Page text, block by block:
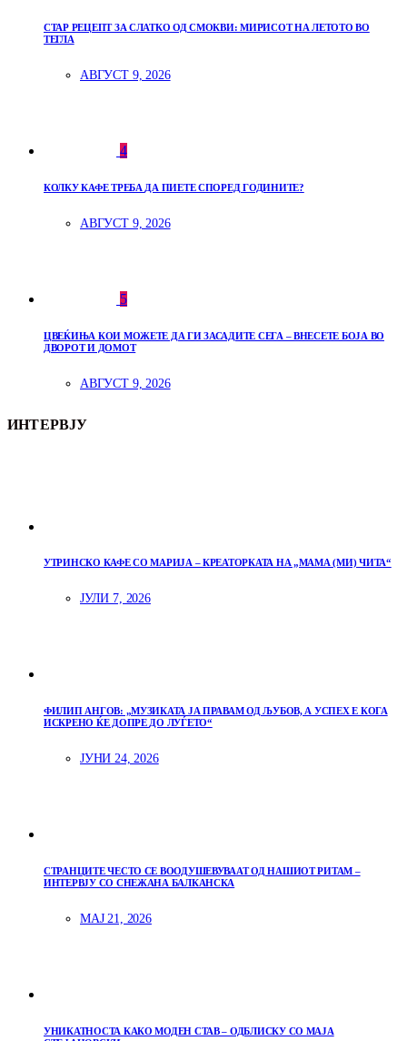
СТАР РЕЦЕПТ ЗА СЛАТКО ОД СМОКВИ: МИРИСОТ НА ЛЕТОТО ВО
ТЕГЛА
АВГУСТ 9, 2026
4
КОЛКУ КАФЕ ТРЕБА ДА ПИЕТЕ СПОРЕД ГОДИНИТЕ?
АВГУСТ 9, 2026
5
ЦВЕЌИЊА КОИ МОЖЕТЕ ДА ГИ ЗАСАДИТЕ СЕГА – ВНЕСЕТЕ БОЈА ВО
ДВОРОТ И ДОМОТ
АВГУСТ 9, 2026
ИНТЕРВЈУ
УТРИНСКО КАФЕ СО МАРИЈА – КРЕАТОРКАТА НА „МАМА (МИ) ЧИТА“
ЈУЛИ 7, 2026
ФИЛИП АНГОВ: „МУЗИКАТА ЈА ПРАВАМ ОД ЉУБОВ, А УСПЕХ Е КОГА
ИСКРЕНО ЌЕ ДОПРЕ ДО ЛУЃЕТО“
ЈУНИ 24, 2026
СТРАНЦИТЕ ЧЕСТО СЕ ВООДУШЕВУВААТ ОД НАШИОТ РИТАМ –
ИНТЕРВЈУ СО СНЕЖАНА БАЛКАНСКА
МАЈ 21, 2026
УНИКАТНОСТА КАКО МОДЕН СТАВ – ОДБЛИСКУ СО МАЈА